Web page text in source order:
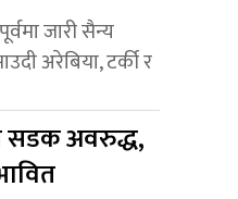
जारी सैन्य
अरेबिया, टर्की र
सडक अवरुद्ध,